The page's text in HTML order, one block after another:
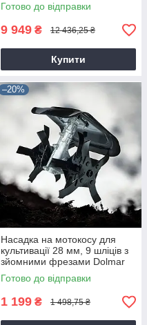
Готово до відправки
9 949 ₴ 12 436,25 ₴
Купити
–20%
Насадка на мотокосу для
культивації 28 мм, 9 шліців з
зйомними фрезами Dolmar
9T28
Готово до відправки
1 199 ₴ 1 498,75 ₴